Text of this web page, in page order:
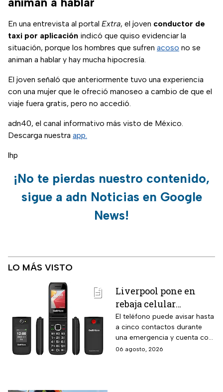
En una entrevista al portal Extra, el joven conductor de
taxi por aplicación indicó que quiso evidenciar la
situación, porque los hombres que sufren acoso no se
animan a hablar y hay mucha hipocresía.
El joven señaló que anteriormente tuvo una experiencia
con una mujer que le ofreció manoseo a cambio de que el
viaje fuera gratis, pero no accedió.
adn40, el canal informativo más visto de México.
Descarga nuestra app.
lhp
¡No te pierdas nuestro contenido,
sigue a adn Noticias en Google
News!
LO MÁS VISTO
Liverpool pone en
rebaja celular
CellAllure Bienestar
para adultos mayores
con botón SOS y hasta
6 MSI
El teléfono puede avisar hasta
a cinco contactos durante
una emergencia y cuenta con
envío gratis a domicilio
06 agosto, 2026